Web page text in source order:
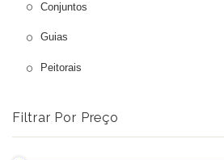
Conjuntos
Guias
Peitorais
Filtrar Por Preço